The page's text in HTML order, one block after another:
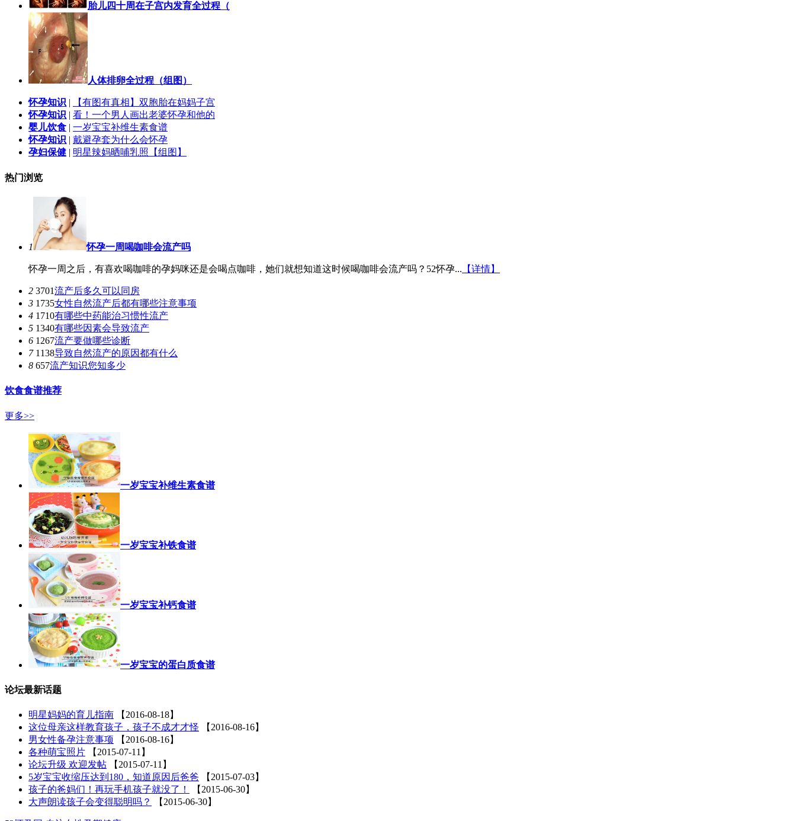
胎儿四十周在子宫内发育全过程（
人体排卵全过程（组图）
怀孕知识 |
【有图有真相】双胞胎在妈妈子宫
怀孕知识 | 看！一个男人画出老婆怀孕和他的
婴儿饮食 | 一岁宝宝补维生素食谱
怀孕知识 | 戴避孕套为什么会怀孕
孕妇保健 | 明星辣妈晒哺乳照【组图】
热门浏览
1 怀孕一周喝咖啡会流产吗
怀孕一周之后，有喜欢喝咖啡的孕妈咪还是会喝点咖啡，她们就想知道这时候喝咖啡会流产吗？52怀孕... 【详情】
2 3701流产后多久可以同房
3 1735女性自然流产后都有哪些注意事项
4 1710有哪些中药能治习惯性流产
5 1340有哪些因素会导致流产
6 1267流产要做哪些诊断
7 1138导致自然流产的原因都有什么
8 657流产知识您知多少
饮食食谱推荐
更多>>
一岁宝宝补维生素食谱
一岁宝宝补铁食谱
一岁宝宝补钙食谱
一岁宝宝的蛋白质食谱
论坛最新话题
明星妈妈的育儿指南
【2016-08-18】
这位母亲这样教育孩子，孩子不成才才怪
【2016-08-16】
男女性备孕注意事项
【2016-08-16】
各种萌宝照片
【2015-07-11】
论坛升级 欢迎发帖
【2015-07-11】
5岁宝宝收缩压达到180，知道原因后爸爸
【2015-07-03】
孩子的爸妈们！再玩手机孩子就没了！
【2015-06-30】
大声朗读孩子会变得聪明吗？
【2015-06-30】